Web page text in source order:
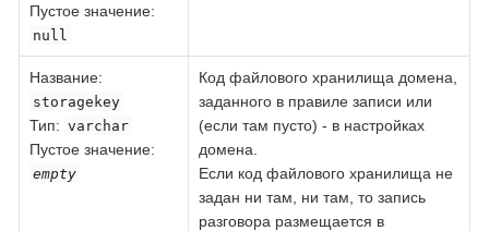
Пустое значение:
null
Название:
storagekey
Тип: varchar
Пустое значение:
empty
Код файлового хранилища домена,
заданного в правиле записи или
(если там пусто) - в настройках
домена.
Если код файлового хранилища не
задан ни там, ни там, то запись
разговора размещается в